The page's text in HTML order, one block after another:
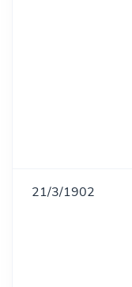
21/3/1902